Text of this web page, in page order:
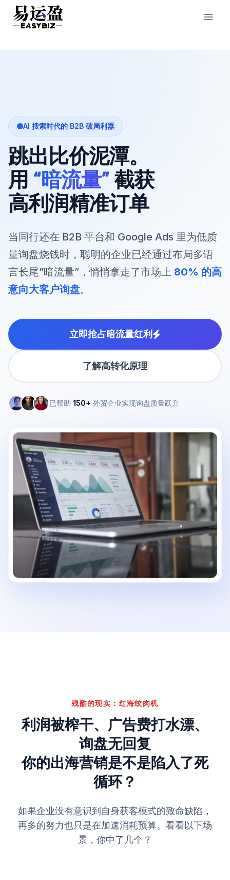
content
AI 搜索时代的 B2B 破局利器
跳出比价泥潭。
用 “暗流量” 截获
高利润精准订单
当同行还在 B2B 平台和 Google Ads 里为低质
量询盘烧钱时，聪明的企业已经通过布局多语
言长尾”暗流量”，悄悄拿走了市场上 80% 的高
意向大客户询盘。
立即抢占暗流量红利
了解高转化原理
已帮助 150+ 外贸企业实现询盘质量跃升
残酷的现实：红海绞肉机
利润被榨干、广告费打水漂、
询盘无回复
你的出海营销是不是陷入了死
循环？
如果企业没有意识到自身获客模式的致命缺陷，
再多的努力也只是在加速消耗预算。看看以下场
景，你中了几个？